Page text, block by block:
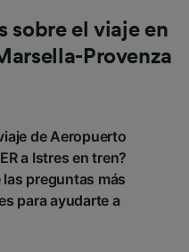
sobre el viaje en
Provenza
de Aeropuerto
a Istres en tren?
preguntas más
para ayudarte a